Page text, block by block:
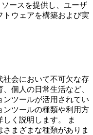
ースを提供し、ユーザ
トウェアを構築および実
社会において不可欠な存
個人の日常生活など、
ンツールが活用されてい
ンツールの種類や利用方
く説明します。 ま
まざまな種類がありま